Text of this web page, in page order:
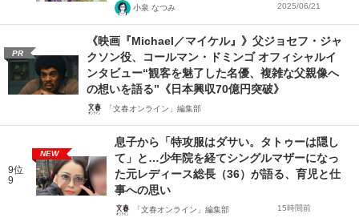
小泉 なつみ 2025/06/21
PR
《映画『Michael／マイケル』》父ジョセフ・ジャ
クソン役、コールマン・ドミンゴ オフィシャルイ
ンタビュー“観客を魅了した名優、複雑な父親像へ
の想いを語る”《日本興収70億円突破》
「文春オンライン」編集部
9位
9
NEW
息子から「特攻服はダサい。タトゥーは隠し
て」と…少年院を経てシングルマザーになっ
た元レディース総長（36）が語る、育児と仕
事への思い
「文春オンライン」編集部 15時間前